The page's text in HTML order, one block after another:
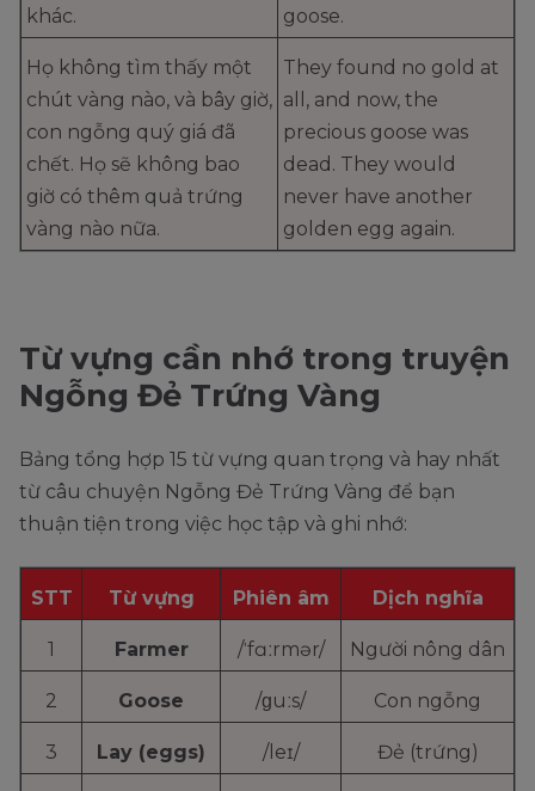
khác.
goose.
Họ không tìm thấy một
chút vàng nào, và bây giờ,
con ngỗng quý giá đã
chết. Họ sẽ không bao
giờ có thêm quả trứng
vàng nào nữa.
They found no gold at
all, and now, the
precious goose was
dead. They would
never have another
golden egg again.
Từ vựng cần nhớ trong truyện
Ngỗng Đẻ Trứng Vàng
Bảng tổng hợp 15 từ vựng quan trọng và hay nhất
từ câu chuyện Ngỗng Đẻ Trứng Vàng để bạn
thuận tiện trong việc học tập và ghi nhớ:
STT Từ vựng Phiên âm Dịch nghĩa
1 Farmer /ˈfɑːrmər/ Người nông dân
2 Goose /ɡuːs/ Con ngỗng
3 Lay (eggs) /leɪ/ Đẻ (trứng)